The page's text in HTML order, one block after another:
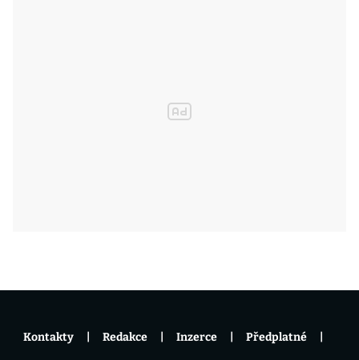
Kontakty Redakce Inzerce Předplatné